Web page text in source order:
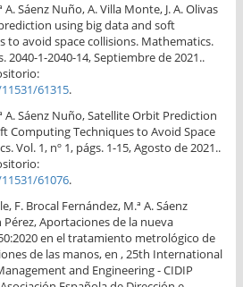
Sáenz Nuño, A. Villa Monte, J. A. Olivas
using big data and soft
to avoid space collisions. Mathematics.
2040-1-2040-14, Septiembre de 2021..
61315.
A. Sáenz Nuño, Satellite Orbit Prediction
Computing Techniques to Avoid Space
Vol. 1, nº 1, págs. 1-15, Agosto de 2021..
61076.
F. Brocal Fernández, M.ª A. Sáenz
Pérez, Aportaciones de la nueva
en el tratamiento metrológico de
de las manos, en , 25th International
and Engineering - CIDIP